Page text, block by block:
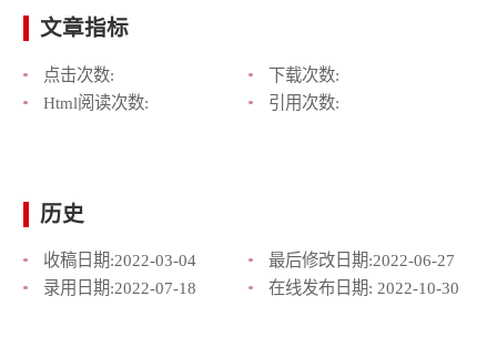
文章指标
点击次数:
下载次数:
Html阅读次数:
引用次数:
历史
收稿日期:2022-03-04 最后修改日期:2022-06-27
录用日期:2022-07-18 在线发布日期: 2022-10-30